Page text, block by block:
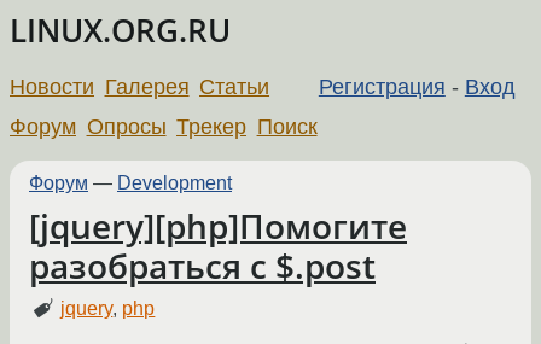
LINUX.ORG.RU
Регистрация - Вход
Новости Галерея Статьи
Форум Опросы Трекер Поиск
Форум — Development
[jquery][php]Помогите
разобраться с $.post
jquery, php